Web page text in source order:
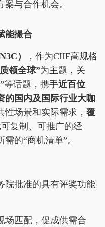
与合作机会。
能撮合
3C）
，作为CIIF高规格
领全球”为主题，关
等话题，携手近百位
的国内及国际行业大咖
场景和实际需求， 覆
可复制、可推广的经
的“商机清单”。
院批准的具有评奖功能
场匹配，促成供需合